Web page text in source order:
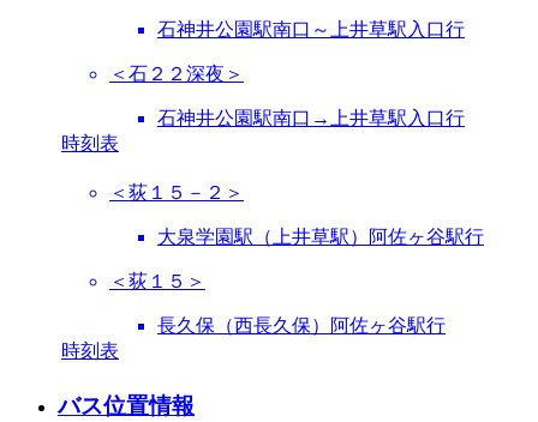
石神井公園駅南口～上井草駅入口行
＜石２２深夜＞
石神井公園駅南口→上井草駅入口行
時刻表
＜荻１５－２＞
大泉学園駅（上井草駅）阿佐ヶ谷駅行
＜荻１５＞
長久保（西長久保）阿佐ヶ谷駅行
時刻表
バス位置情報